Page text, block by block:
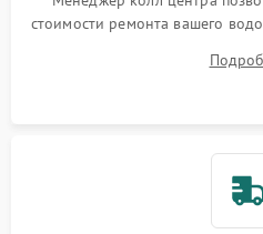
стоимости ремонта вашего